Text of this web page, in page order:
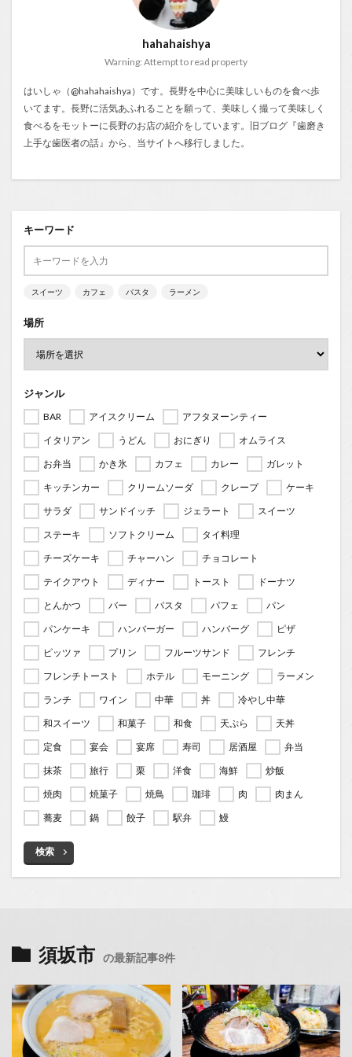
hahahaishya
Warning: Attempt to read property
はいしゃ（@hahahaishya）です。長野を中心に美味しいものを食べ歩
いてます。長野に活気あふれることを願って、美味しく撮って美味しく
食べるをモットーに長野のお店の紹介をしています。旧ブログ『歯磨き
上手な歯医者の話』から、当サイトへ移行しました。
キーワード
スイーツ カフェ パスタ ラーメン
場所
ジャンル
BAR アイスクリーム
アフタヌーンティー
イタリアン
うどん おにぎり
オムライス
お弁当
かき氷 カフェ カレー
ガレット
キッチンカー
クリームソーダ クレープ
ケーキ
サラダ
サンドイッチ ジェラート
スイーツ
ステーキ
ソフトクリーム
タイ料理
チーズケーキ
チャーハン
チョコレート
テイクアウト
ディナー トースト
ドーナツ
とんかつ
バー パスタ パフェ
パン
パンケーキ
ハンバーガー ハンバーグ
ピザ
ピッツァ
プリン フルーツサンド
フレンチ
フレンチトースト
ホテル モーニング
ラーメン
ランチ
ワイン 中華 丼
冷やし中華
和スイーツ
和菓子 和食 天ぷら
天丼
定食
宴会 宴席 寿司 居酒屋
弁当
抹茶
旅行 栗 洋食 海鮮
炒飯
焼肉
焼菓子 焼鳥 珈琲 肉
肉まん
蕎麦
鍋 餃子 駅弁 鰻
検索
須坂市 の最新記事8件